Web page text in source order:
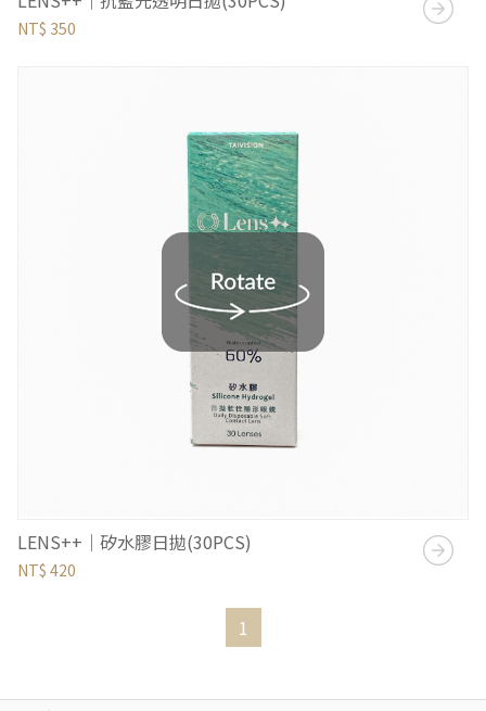
NT$ 350
LENS++｜矽水膠日拋(30PCS)
NT$ 420
1